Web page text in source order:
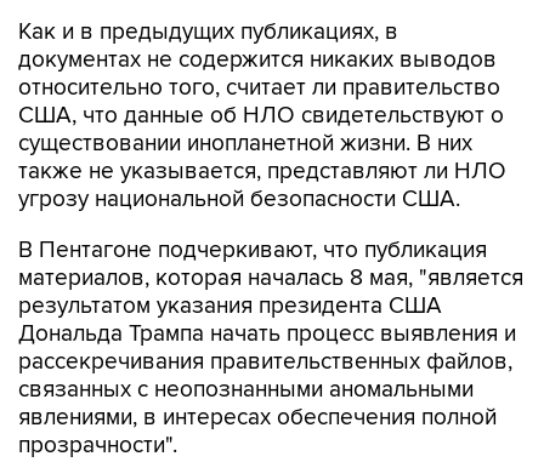
Как и в предыдущих публикациях, в
документах не содержится никаких выводов
относительно того, считает ли правительство
США, что данные об НЛО свидетельствуют о
существовании инопланетной жизни. В них
также не указывается, представляют ли НЛО
угрозу национальной безопасности США.
В Пентагоне подчеркивают, что публикация
материалов, которая началась 8 мая, "является
результатом указания президента США
Дональда Трампа начать процесс выявления и
рассекречивания правительственных файлов,
связанных с неопознанными аномальными
явлениями, в интересах обеспечения полной
прозрачности".